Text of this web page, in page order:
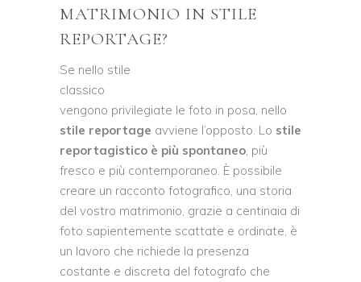
MATRIMONIO IN STILE
REPORTAGE?
Se nello stile
classico
vengono privilegiate le foto in posa, nello
stile reportage avviene l’opposto. Lo stile
reportagistico è più spontaneo, più
fresco e più contemporaneo. È possibile
creare un racconto fotografico, una storia
del vostro matrimonio, grazie a centinaia di
foto sapientemente scattate e ordinate, è
un lavoro che richiede la presenza
costante e discreta del fotografo che